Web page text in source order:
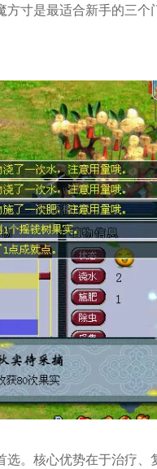
寸是最适合新手的三
。核心优势在于治疗